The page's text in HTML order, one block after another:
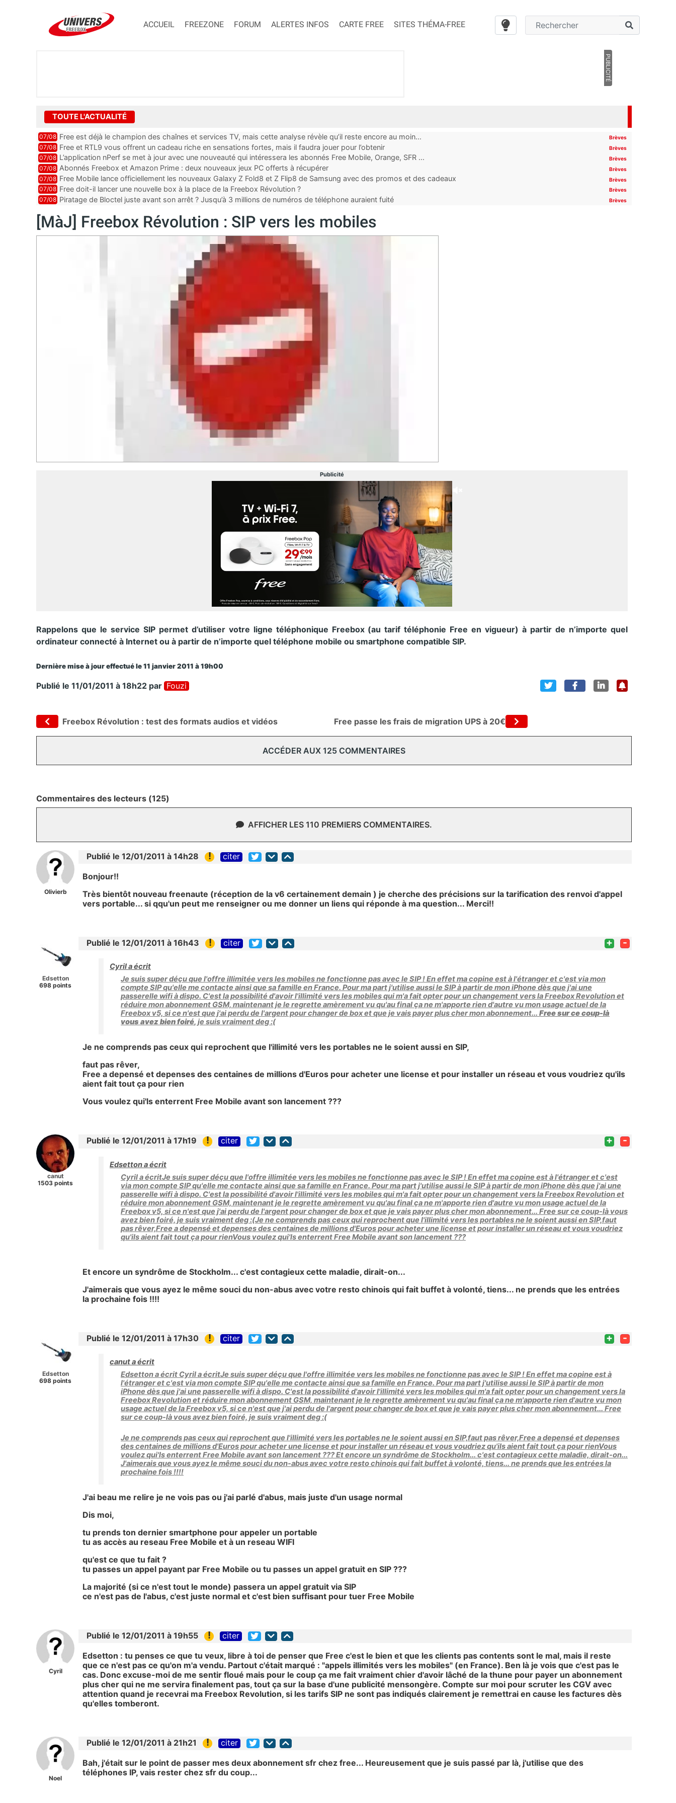
ACCUEIL FREEZONE FORUM ALERTES INFOS CARTE FREE SITES THÉMA-FREE
PUBLICITÉ
TOUTE L'ACTUALITÉ
07/08 Free est déjà le champion des chaînes et services TV, mais cette analyse révèle qu’il reste encore au moin... Brèves
07/08 Free et RTL9 vous offrent un cadeau riche en sensations fortes, mais il faudra jouer pour l’obtenir Brèves
07/08 L’application nPerf se met à jour avec une nouveauté qui intéressera les abonnés Free Mobile, Orange, SFR ... Brèves
07/08 Abonnés Freebox et Amazon Prime : deux nouveaux jeux PC offerts à récupérer Brèves
07/08 Free Mobile lance officiellement les nouveaux Galaxy Z Fold8 et Z Flip8 de Samsung avec des promos et des cadeaux Brèves
07/08 Free doit-il lancer une nouvelle box à la place de la Freebox Révolution ? Brèves
07/08 Piratage de Bloctel juste avant son arrêt ? Jusqu’à 3 millions de numéros de téléphone auraient fuité Brèves
[MàJ] Freebox Révolution : SIP vers les mobiles
Publicité
Rappelons que le service SIP permet d’utiliser votre ligne téléphonique Freebox (au tarif téléphonie Free en vigueur) à partir de n’importe quel
ordinateur connecté à Internet ou à partir de n’importe quel téléphone mobile ou smartphone compatible SIP.
Dernière mise à joureffectuéle 11 janvier 2011 à 19h00
Publié le 11/01/2011 à 18h22 par Fouzi
Freebox Révolution : test des formats audios et vidéos Free passe les frais de migration UPS à 20€
ACCÉDER AUX 125 COMMENTAIRES
Commentaires des lecteurs (125)
AFFICHER LES 110 PREMIERS COMMENTAIRES.
Olivierb
Publié le 12/01/2011 à 14h28 ! citer
Bonjour!!
Très bientôt nouveau freenaute (réception de la v6 certainement demain ) je cherche des précisions sur la tarification des renvoi d'appel
vers portable... si qqu'un peut me renseigner ou me donner un liens qui réponde à ma question... Merci!!
Edsetton
698 points
Publié le 12/01/2011 à 16h43 ! citer + -
Cyril a écrit
Je suis super déçu que l'offre illimitée vers les mobiles ne fonctionne pas avec le SIP ! En effet ma copine est à l'étranger et c'est via mon
compte SIP qu'elle me contacte ainsi que sa famille en France. Pour ma part j'utilise aussi le SIP à partir de mon iPhone dès que j'ai une
passerelle wifi à dispo. C'est la possibilité d'avoir l'illimité vers les mobiles qui m'a fait opter pour un changement vers la Freebox Revolution et
réduire mon abonnement GSM, maintenant je le regrette amèrement vu qu'au final ça ne m'apporte rien d'autre vu mon usage actuel de la
Freebox v5, si ce n'est que j'ai perdu de l'argent pour changer de box et que je vais payer plus cher mon abonnement... Free sur ce coup-là
vous avez bien foiré, je suis vraiment deg :(
Je ne comprends pas ceux qui reprochent que l'illimité vers les portables ne le soient aussi en SIP,
faut pas rêver,
Free a depensé et depenses des centaines de millions d'Euros pour acheter une license et pour installer un réseau et vous voudriez qu'ils
aient fait tout ça pour rien
Vous voulez qui'ls enterrent Free Mobile avant son lancement ???
canut
1503 points
Publié le 12/01/2011 à 17h19 ! citer + -
Edsetton a écrit
Cyril a écritJe suis super déçu que l'offre illimitée vers les mobiles ne fonctionne pas avec le SIP ! En effet ma copine est à l'étranger et c'est
via mon compte SIP qu'elle me contacte ainsi que sa famille en France. Pour ma part j'utilise aussi le SIP à partir de mon iPhone dès que j'ai une
passerelle wifi à dispo. C'est la possibilité d'avoir l'illimité vers les mobiles qui m'a fait opter pour un changement vers la Freebox Revolution et
réduire mon abonnement GSM, maintenant je le regrette amèrement vu qu'au final ça ne m'apporte rien d'autre vu mon usage actuel de la
Freebox v5, si ce n'est que j'ai perdu de l'argent pour changer de box et que je vais payer plus cher mon abonnement... Free sur ce coup-là vous
avez bien foiré, je suis vraiment deg :(Je ne comprends pas ceux qui reprochent que l'illimité vers les portables ne le soient aussi en SIP,faut
pas rêver,Free a depensé et depenses des centaines de millions d'Euros pour acheter une license et pour installer un réseau et vous voudriez
qu'ils aient fait tout ça pour rienVous voulez qui'ls enterrent Free Mobile avant son lancement ???
Et encore un syndrôme de Stockholm... c'est contagieux cette maladie, dirait-on...
J'aimerais que vous ayez le même souci du non-abus avec votre resto chinois qui fait buffet à volonté, tiens... ne prends que les entrées
la prochaine fois !!!!
Edsetton
698 points
Publié le 12/01/2011 à 17h30 ! citer + -
canut a écrit
Edsetton a écrit Cyril a écritJe suis super déçu que l'offre illimitée vers les mobiles ne fonctionne pas avec le SIP ! En effet ma copine est à
l'étranger et c'est via mon compte SIP qu'elle me contacte ainsi que sa famille en France. Pour ma part j'utilise aussi le SIP à partir de mon
iPhone dès que j'ai une passerelle wifi à dispo. C'est la possibilité d'avoir l'illimité vers les mobiles qui m'a fait opter pour un changement vers la
Freebox Revolution et réduire mon abonnement GSM, maintenant je le regrette amèrement vu qu'au final ça ne m'apporte rien d'autre vu mon
usage actuel de la Freebox v5, si ce n'est que j'ai perdu de l'argent pour changer de box et que je vais payer plus cher mon abonnement... Free
sur ce coup-là vous avez bien foiré, je suis vraiment deg :(
Je ne comprends pas ceux qui reprochent que l'illimité vers les portables ne le soient aussi en SIP,faut pas rêver,Free a depensé et depenses
des centaines de millions d'Euros pour acheter une license et pour installer un réseau et vous voudriez qu'ils aient fait tout ça pour rienVous
voulez qui'ls enterrent Free Mobile avant son lancement ??? Et encore un syndrôme de Stockholm... c'est contagieux cette maladie, dirait-on...
J'aimerais que vous ayez le même souci du non-abus avec votre resto chinois qui fait buffet à volonté, tiens... ne prends que les entrées la
prochaine fois !!!!
J'ai beau me relire je ne vois pas ou j'ai parlé d'abus, mais juste d'un usage normal
Dis moi,
tu prends ton dernier smartphone pour appeler un portable
tu as accès au reseau Free Mobile et à un reseau WIFI
qu'est ce que tu fait ?
tu passes un appel payant par Free Mobile ou tu passes un appel gratuit en SIP ???
La majorité (si ce n'est tout le monde) passera un appel gratuit via SIP
ce n'est pas de l'abus, c'est juste normal et c'est bien suffisant pour tuer Free Mobile
Cyril
Publié le 12/01/2011 à 19h55 ! citer
Edsetton : tu penses ce que tu veux, libre à toi de penser que Free c'est le bien et que les clients pas contents sont le mal, mais il reste
que ce n'est pas ce qu'on m'a vendu. Partout c'était marqué : "appels illimités vers les mobiles" (en France). Ben là je vois que c'est pas le
cas. Donc excuse-moi de me sentir floué mais pour le coup ça me fait vraiment chier d'avoir lâché de la thune pour payer un abonnement
plus cher qui ne me servira finalement pas, tout ça sur la base d'une publicité mensongère. Compte sur moi pour scruter les CGV avec
attention quand je recevrai ma Freebox Revolution, si les tarifs SIP ne sont pas indiqués clairement je remettrai en cause les factures dès
qu'elles tomberont.
Noel
Publié le 12/01/2011 à 21h21 ! citer
Bah, j'était sur le point de passer mes deux abonnement sfr chez free... Heureusement que je suis passé par là, j'utilise que des
téléphones IP, vais rester chez sfr du coup...